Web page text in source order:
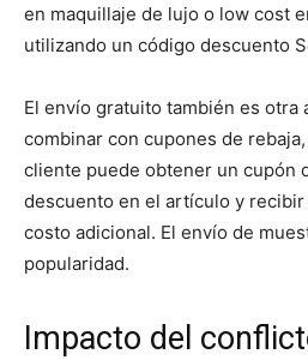
en maquillaje de lujo o low cost
utilizando un código descuento
El envío gratuito también es otra
combinar con cupones de
cliente puede obtener un cupón
descuento en el artículo y
costo adicional. El envío de
popularidad.
Impacto del